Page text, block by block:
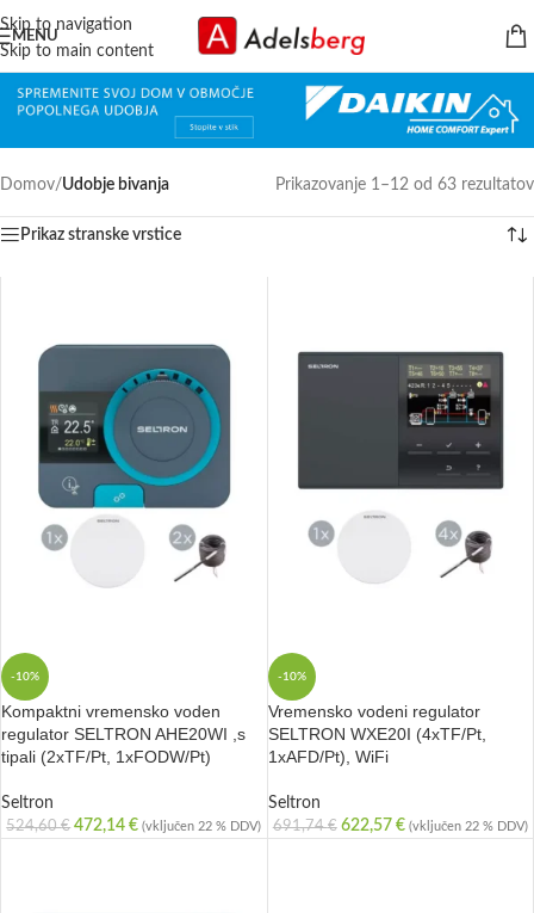
Skip to navigation
Skip to main content
MENU
Domov/Udobje bivanja Prikazovanje 1–12 od 63 rezultatov
Prikaz stranske vrstice
-10%
Kompaktni vremensko voden
regulator SELTRON AHE20WI ,s
tipali (2xTF/Pt, 1xFODW/Pt)
Seltron
524,60€ 472,14€ (vključen 22 % DDV)
-10%
Vremensko vodeni regulator
SELTRON WXE20I (4xTF/Pt,
1xAFD/Pt), WiFi
Seltron
691,74€ 622,57 € (vključen 22 % DDV)